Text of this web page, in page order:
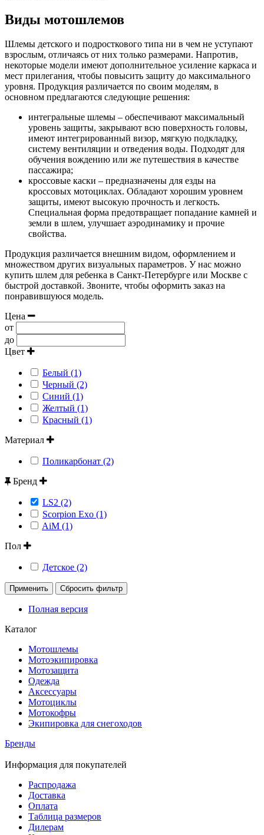
Виды мотошлемов
Шлемы детского и подросткового типа ни в чем не уступают
взрослым, отличаясь от них только размерами. Напротив,
некоторые модели имеют дополнительное усиление каркаса и
мест прилегания, чтобы повысить защиту до максимального
уровня. Продукция различается по своим моделям, в
основном предлагаются следующие решения:
интегральные шлемы – обеспечивают максимальный
уровень защиты, закрывают всю поверхность головы,
имеют интегрированный визор, мягкую подкладку,
систему вентиляции и отведения воды. Подходят для
обучения вождению или же путешествия в качестве
пассажира;
кроссовые каски – предназначены для езды на
кроссовых мотоциклах. Обладают хорошим уровнем
защиты, имеют высокую прочность и легкость.
Специальная форма предотвращает попадание камней и
земли в шлем, улучшает аэродинамику и прочие
свойства.
Продукция различается внешним видом, оформлением и
множеством других визуальных параметров. У нас можно
купить шлем для ребенка в Санкт-Петербурге или Москве с
быстрой доставкой. Звоните, чтобы оформить заказ на
понравившуюся модель.
Цена
от
до
Цвет
Белый (1)
Черный (2)
Синий (1)
Желтый (1)
Красный (1)
Материал
Поликарбонат (2)
Бренд
LS2 (2)
Scorpion Exo (1)
AiM (1)
Пол
Детское (2)
Применить Сбросить фильтр
Полная версия
Каталог
Мотошлемы
Мотоэкипировка
Мотозащита
Одежда
Аксессуары
Мотоциклы
Мотокофры
Экипировка для снегоходов
Бренды
Информация для покупателей
Распродажа
Доставка
Оплата
Таблица размеров
Дилерам